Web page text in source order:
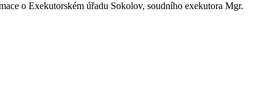
o Exekutorském úřadu Sokolov, soudního exekutora Mgr.